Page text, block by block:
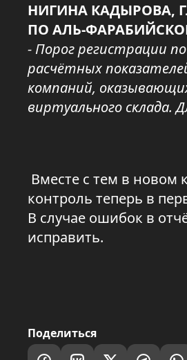
НИГИНА КАДЫРОВА,
ПО АЛЬ-
- Порог регистрации
расчётных
компаний,
виртуального склада.
Вместе с тем в новом
контроль теперь в
В случае ошибок в
исправить.
Поделиться